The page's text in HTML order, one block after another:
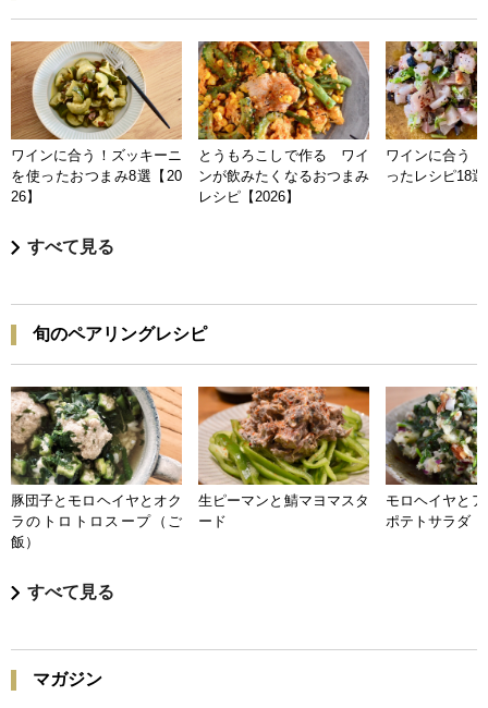
ワインに合う！ズッキーニ
を使ったおつまみ8選【20
26】
とうもろこしで作る ワイ
ンが飲みたくなるおつまみ
レシピ【2026】
ワインに合う
ったレシピ18
すべて見る
旬のペアリングレシピ
豚団子とモロヘイヤとオク
ラのトロトロスープ（ご
飯）
生ピーマンと鯖マヨマスタ
ード
モロヘイヤと
ポテトサラダ
すべて見る
マガジン